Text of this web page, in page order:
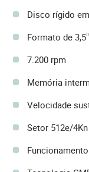
Disco rígido
Formato de 3,5"
7.200 rpm
Memória
Velocidade
Setor 512e/4Kn